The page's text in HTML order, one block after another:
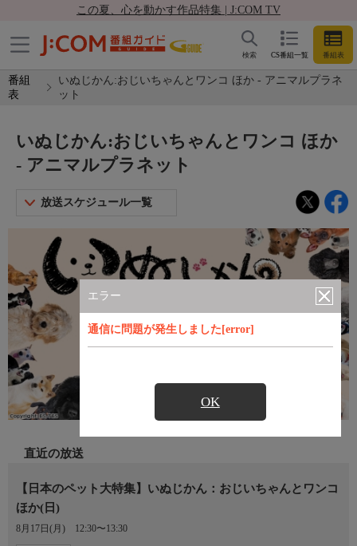
この夏、心を動かす作品特集 | J:COM TV
CS番組一覧 番組表
検索
番組
表
いぬじかん:おじいちゃんとワンコ ほか - アニマルプラネ
ット
エラー
通信に問題が発生しました[error]
OK
いぬじかん:おじいちゃんとワンコ ほか
- アニマルプラネット
放送スケジュール一覧
直近の放送
【日本のペット大特集】いぬじかん：おじいちゃんとワンコ
ほか(日)
8月17日(月) 12:30〜13:30